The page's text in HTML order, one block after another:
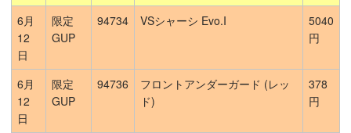
6月
12
日
限定
GUP
94734 VSシャーシ Evo.I
5040
円
6月
12
日
限定
GUP
94736
フロントアンダーガード (レッ
ド)
378
円